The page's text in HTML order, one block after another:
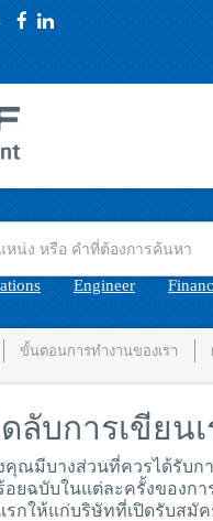
Engineer
ขั้นตอนการทำงานของเรา
ลับการเขียน
งคุณมีบางส่วนที่ควรได้รับ
อยฉบับในแต่ละครั้งของกา
รกให้แก่บริษัทที่เปิดรับสมัค